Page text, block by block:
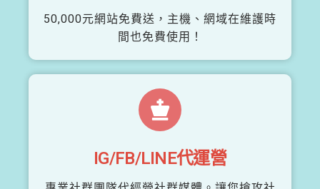
50,000元網站免費送，主機、網域在維護時
間也免費使用！
IG/FB/LINE代運營